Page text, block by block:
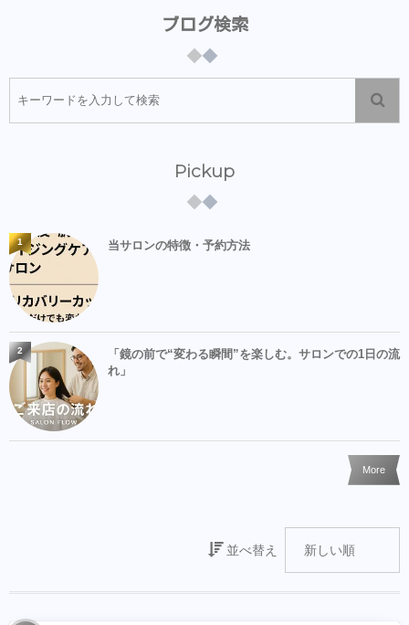
ブログ検索
Pickup
当サロンの特徴・予約方法
1
「鏡の前で“変わる瞬間”を楽しむ。サロンでの1日の流
れ」
2
More
並べ替え